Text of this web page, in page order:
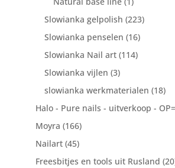
Slowianka gelpolish (223)
Slowianka penselen (16)
Slowianka Nail art (114)
Slowianka vijlen (3)
slowianka werkmaterialen (18)
Halo - Pure nails - uitverkoop -
Moyra (166)
Nailart (45)
Freesbitjes en tools uit Rusland